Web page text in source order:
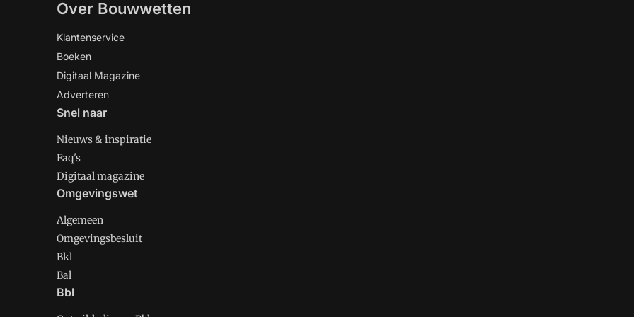
Over Bouwwetten
Klantenservice
Boeken
Digitaal Magazine
Adverteren
Snel naar
Nieuws & inspiratie
Faq's
Digitaal magazine
Omgevingswet
Algemeen
Omgevingsbesluit
Bkl
Bal
Bbl